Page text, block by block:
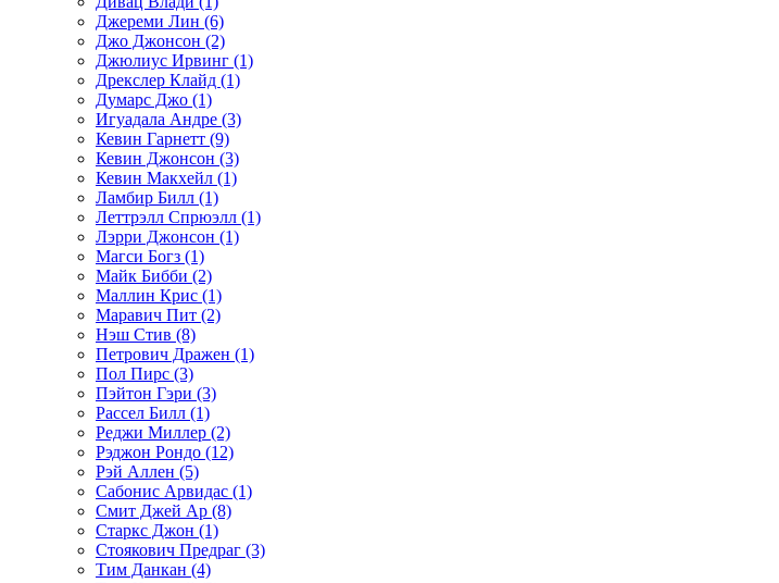
Джереми Лин (6)
Джо Джонсон (2)
Джюлиус Ирвинг (1)
Дрекслер Клайд (1)
Думарс Джо (1)
Игуадала Андре (3)
Кевин Гарнетт (9)
Кевин Джонсон (3)
Кевин Макхейл (1)
Ламбир Билл (1)
Леттрэлл Спрюэлл (1)
Лэрри Джонсон (1)
Магси Богз (1)
Майк Бибби (2)
Маллин Крис (1)
Маравич Пит (2)
Нэш Стив (8)
Петрович Дражен (1)
Пол Пирс (3)
Пэйтон Гэри (3)
Рассел Билл (1)
Реджи Миллер (2)
Рэджон Рондо (12)
Рэй Аллен (5)
Сабонис Арвидас (1)
Смит Джей Ар (8)
Старкс Джон (1)
Стоякович Предраг (3)
Тим Данкан (4)